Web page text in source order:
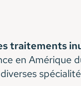
traitements
en Amérique